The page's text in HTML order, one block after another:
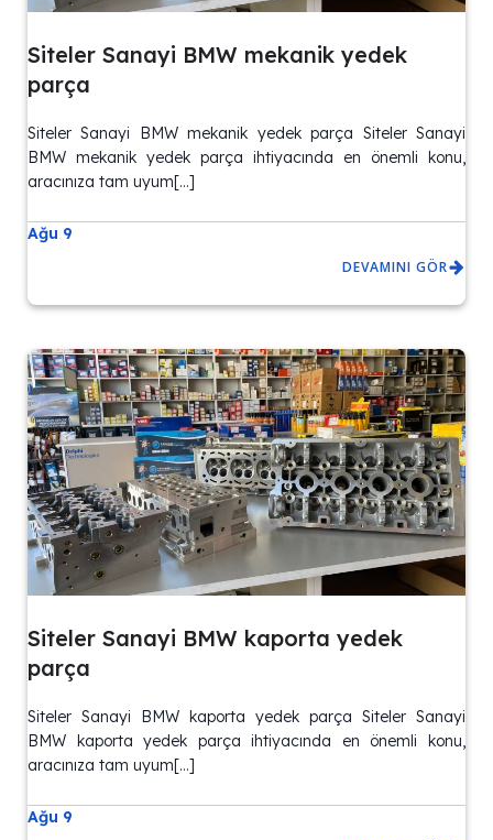
Siteler Sanayi BMW mekanik yedek
parça
Siteler Sanayi BMW mekanik yedek parça Siteler Sanayi
BMW mekanik yedek parça ihtiyacında en önemli konu,
aracınıza tam uyum[…]
Ağu 9
DEVAMINI GÖR
Siteler Sanayi BMW kaporta yedek
parça
Siteler Sanayi BMW kaporta yedek parça Siteler Sanayi
BMW kaporta yedek parça ihtiyacında en önemli konu,
aracınıza tam uyum[…]
Ağu 9